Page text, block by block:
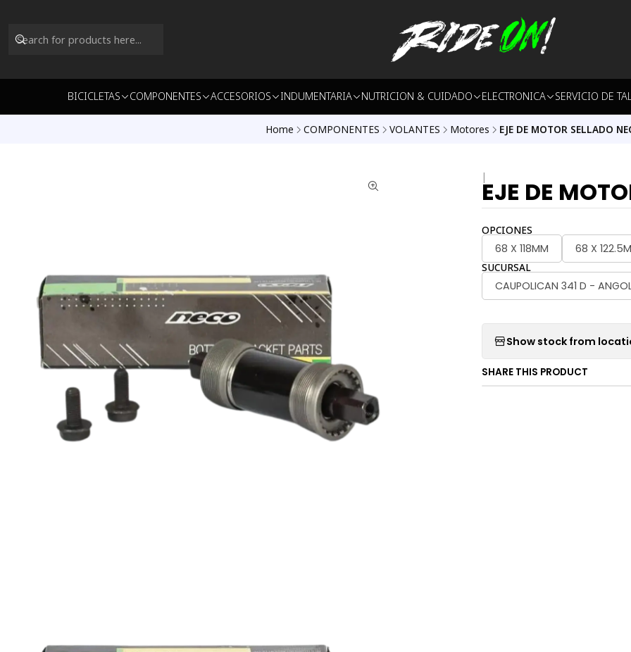
BICICLETAS COMPONENTES ACCESORIOS INDUMENTARIA NUTRICION & CUIDADO ELECTRONICA SERVICIO DE
Home COMPONENTES VOLANTES Motores EJE DE MOTOR SELLADO
|EJE DE
OPCIONES
68 X 118MM 68 X
SUCURSAL
CAUPOLICAN 341 D -
Show stock from
SHARE THIS PRODUCT